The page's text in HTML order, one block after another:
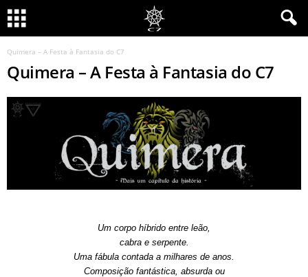
Quimera – A Festa à Fantasia do C7
Quimera – A Festa à Fantasia do C7
Um corpo híbrido entre leão,
cabra e serpente.
Uma fábula contada a milhares de anos.
Composição fantástica, absurda ou